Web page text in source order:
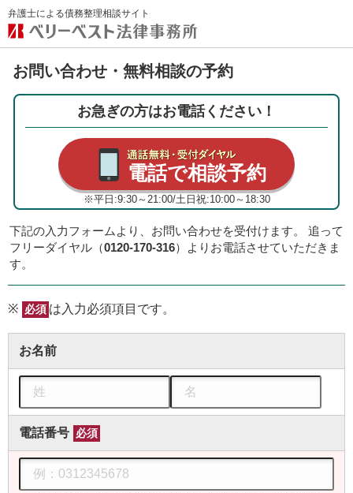
弁護士による債務整理相談サイト
お問い合わせ・無料相談の予約
お急ぎの方はお電話ください！
電話で相談予約
※平日:9:30～21:00/土日祝:10:00～18:30
下記の入力フォームより、お問い合わせを受付けます。 追って
フリーダイヤル（0120-170-316）よりお電話させていただきま
す。
※ 必須 は入力必須項目です。
お名前
電話番号 必須